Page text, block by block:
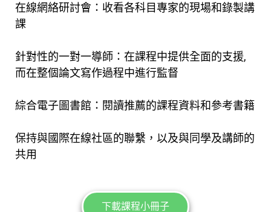
在線網絡研討會：收看各科目專家的現場和錄製講
課
針對性的一對一導師：在課程中提供全面的支援,
而在整個論文寫作過程中進行監督
綜合電子圖書館：閱讀推薦的課程資料和參考書籍
保持與國際在線社區的聯繫，以及與同學及講師的
共用
下載課程小冊子